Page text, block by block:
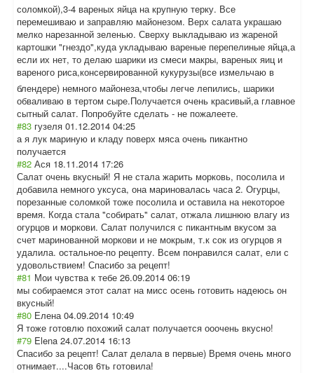
соломкой),3-4 вареных яйца на крупную терку. Все
перемешиваю и заправляю майонезом. Верх салата украшаю
мелко нарезанной зеленью. Сверху выкладываю из жареной
картошки "гнездо",куда укладываю вареные перепелиные яйца,а
если их нет, то делаю шарики из смеси макры, вареных яиц и
вареного риса,консервированной кукурузы(все измельчаю в
блендере) немного майонеза,чтобы легче лепились, шарики
обваливаю в тертом сыре.Получается очень красивый,а главное
сытный салат. Попробуйте сделать - не пожалеете.
#83 гузеля 01.12.2014 04:25
а я лук мариную и кладу поверх мяса очень пикантно
получается
#82 Ася 18.11.2014 17:26
Салат очень вкусный! Я не стала жарить морковь, посолила и
добавила немного уксуса, она мариновалась часа 2. Огурцы,
порезанные соломкой тоже посолила и оставила на некоторое
время. Когда стала "собирать" салат, отжала лишнюю влагу из
огурцов и моркови. Салат получился с пикантным вкусом за
счет маринованной моркови и не мокрым, т.к сок из огурцов я
удалила. остальное-по рецепту. Всем понравился салат, ели с
удовольствием! Спасибо за рецепт!
#81 Мои чувства к тебе 26.09.2014 06:19
мы собираемся этот салат на мисс осень готовить надеюсь он
вкусный!
#80 Елена 04.09.2014 10:49
Я тоже готовлю похожий салат получается ооочень вкусно!
#79 Elena 24.07.2014 16:13
Спасибо за рецепт! Салат делала в первые) Время очень много
отнимает....Часов 6ть готовила!